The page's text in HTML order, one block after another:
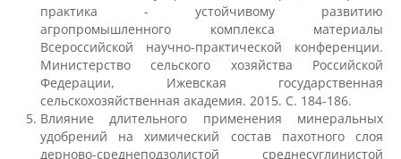
межнациональной розни
Конкурсы и вакансии
Контакты
практика - устойчивому развитию
агропромышленного комплекса материалы
Всероссийской научно-практической конференции.
Министерство сельского хозяйства Российской
Федерации, Ижевская государственная
сельскохозяйственная академия. 2015. С. 184-186.
Влияние длительного применения минеральных
удобрений на химический состав пахотного слоя
дерново-среднеподзолистой среднесуглинистой